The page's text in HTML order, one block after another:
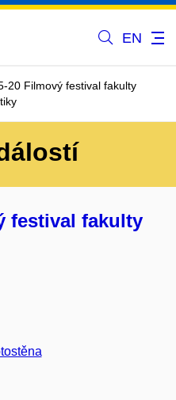
EN
20 Filmový festival fakulty
festival fakulty